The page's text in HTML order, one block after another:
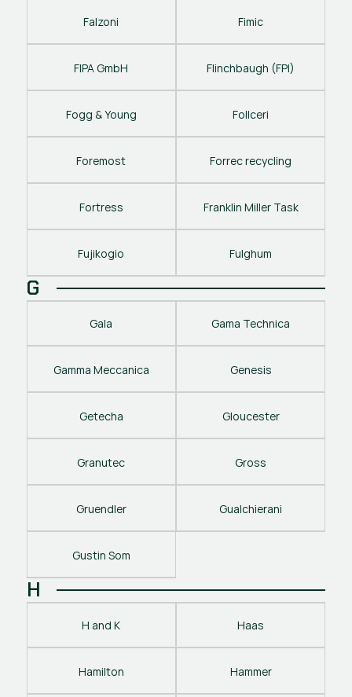
Falzoni Fimic
FIPA GmbH Flinchbaugh (FPI)
Fogg & Young Follceri
Foremost Forrec recycling
Fortress Franklin Miller Task
Fujikogio Fulghum
G
Gala Gama Technica
Gamma Meccanica Genesis
Getecha Gloucester
Granutec Gross
Gruendler Gualchierani
Gustin Som
H
H and K Haas
Hamilton Hammer